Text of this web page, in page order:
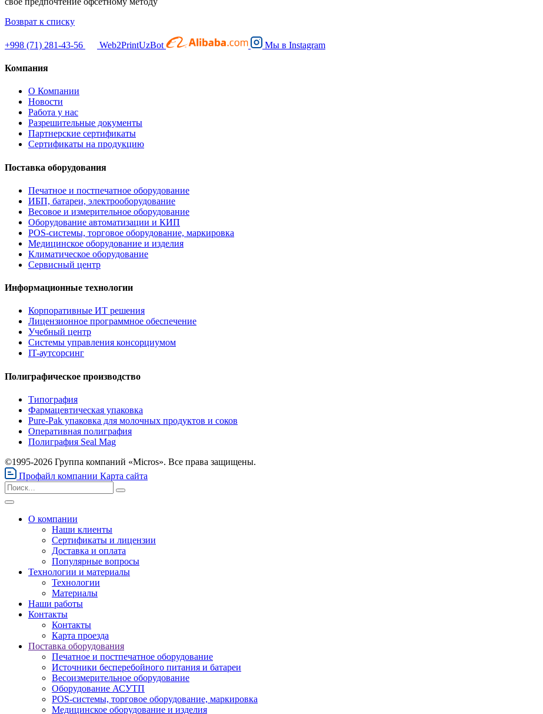
Возврат к списку
+998 (71) 281-43-56 Web2PrintUzBot Мы в Instagram
Компания
О Компании
Новости
Работа у нас
Разрешительные документы
Партнерские сертификаты
Сертификаты на продукцию
Поставка оборудования
Печатное и постпечатное оборудование
ИБП, батареи, электрооборудование
Весовое и измерительное оборудование
Оборудование автоматизации и КИП
POS-системы, торговое оборудование, маркировка
Медицинское оборудование и изделия
Климатическое оборудование
Сервисный центр
Информационные технологии
Корпоративные ИТ решения
Лицензионное программное обеспечение
Учебный центр
Системы управления консорциумом
IT-аутсорсинг
Полиграфическое производство
Типография
Фармацевтическая упаковка
Pure-Pak упаковка для молочных продуктов и соков
Оперативная полиграфия
Полиграфия Seal Mag
©1995-2026 Группа компаний «Micros». Все права защищены.
Профайл компании Карта сайта
О компании
Наши клиенты
Сертификаты и лицензии
Доставка и оплата
Популярные вопросы
Технологии и материалы
Технологии
Материалы
Наши работы
Контакты
Контакты
Карта проезда
Поставка оборудования
Печатное и постпечатное оборудование
Источники бесперебойного питания и батареи
Весоизмерительное оборудование
Оборудование АСУТП
POS-системы, торговое оборудование, маркировка
Медицинское оборудование и изделия